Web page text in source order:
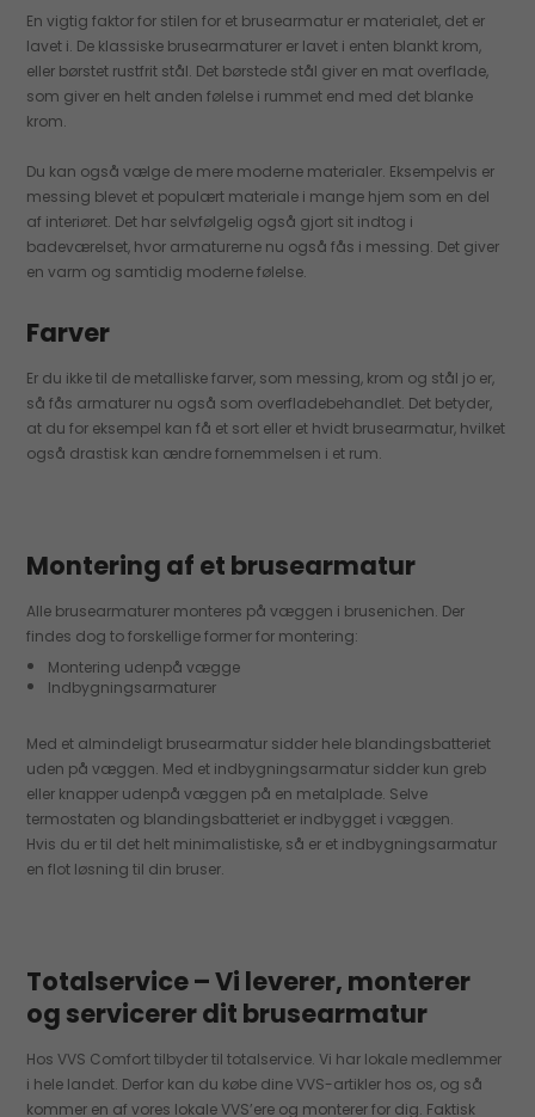
En vigtig faktor for stilen for et brusearmatur er materialet, det er
lavet i. De klassiske brusearmaturer er lavet i enten blankt krom,
eller børstet rustfrit stål. Det børstede stål giver en mat overflade,
som giver en helt anden følelse i rummet end med det blanke
krom.
Du kan også vælge de mere moderne materialer. Eksempelvis er
messing blevet et populært materiale i mange hjem som en del
af interiøret. Det har selvfølgelig også gjort sit indtog i
badeværelset, hvor armaturerne nu også fås i messing. Det giver
en varm og samtidig moderne følelse.
Farver
Er du ikke til de metalliske farver, som messing, krom og stål jo er,
så fås armaturer nu også som overfladebehandlet. Det betyder,
at du for eksempel kan få et sort eller et hvidt brusearmatur, hvilket
også drastisk kan ændre fornemmelsen i et rum.
Montering af et brusearmatur
Alle brusearmaturer monteres på væggen i brusenichen. Der
findes dog to forskellige former for montering:
Montering udenpå vægge
Indbygningsarmaturer
Med et almindeligt brusearmatur sidder hele blandingsbatteriet
uden på væggen. Med et indbygningsarmatur sidder kun greb
eller knapper udenpå væggen på en metalplade. Selve
termostaten og blandingsbatteriet er indbygget i væggen.
Hvis du er til det helt minimalistiske, så er et indbygningsarmatur
en flot løsning til din bruser.
Totalservice – Vi leverer, monterer
og servicerer dit brusearmatur
Hos VVS Comfort tilbyder til totalservice. Vi har lokale medlemmer
i hele landet. Derfor kan du købe dine VVS-artikler hos os, og så
kommer en af vores lokale VVS’ere og monterer for dig. Faktisk